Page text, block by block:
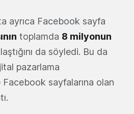
ayrıca Facebook sayfa
toplamda 8 milyonun
da söyledi. Bu da
pazarlama
sayfalarına olan